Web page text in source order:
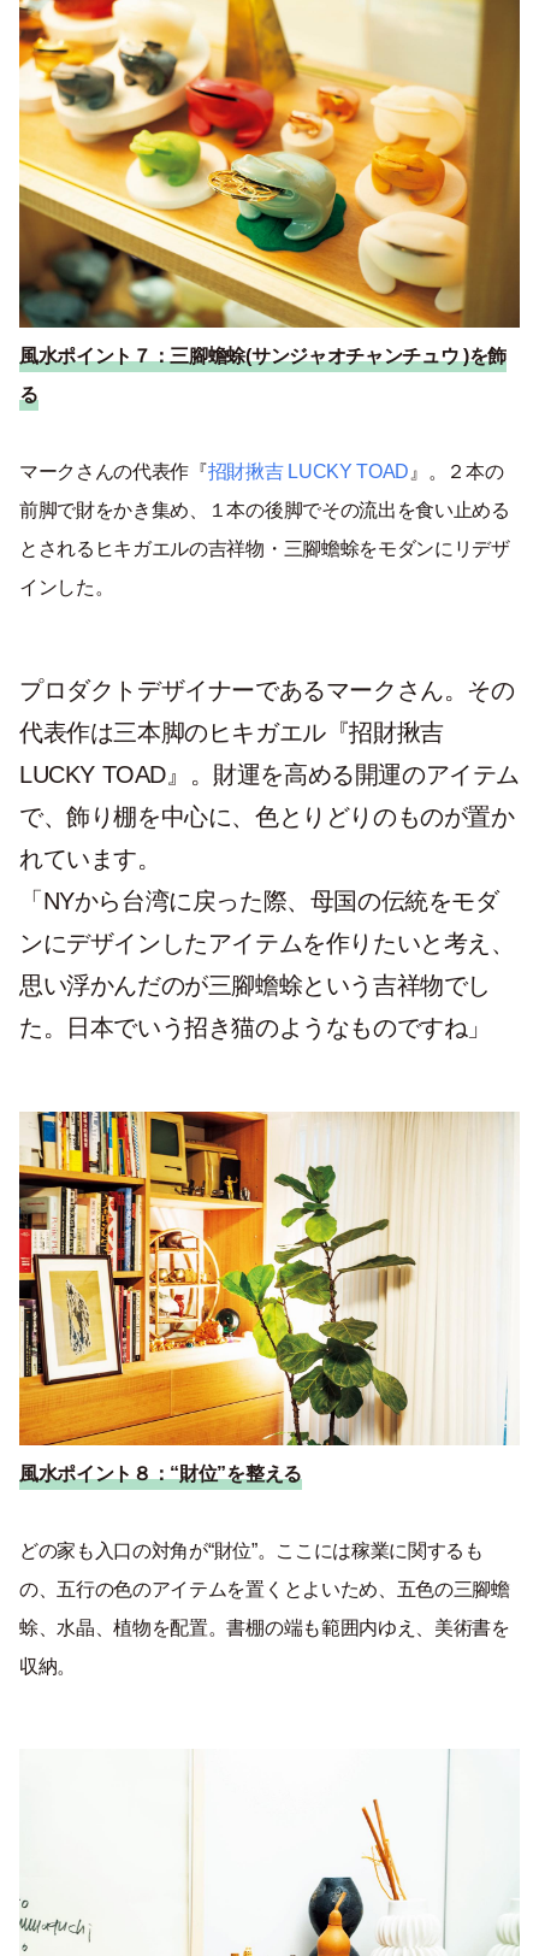
風水ポイント７：三腳蟾蜍(サンジャオチャンチュウ )を飾
る
マークさんの代表作『招財揪吉LUCKY TOAD 』。２本の
前脚で財をかき集め、１本の後脚でその流出を食い止める
とされるヒキガエルの吉祥物・三腳蟾蜍をモダンにリデザ
インした。
プロダクトデザイナーであるマークさん。その
代表作は三本脚のヒキガエル『招財揪吉
LUCKY TOAD 』。財運を高める開運のアイテム
で、飾り棚を中心に、色とりどりのものが置か
れています。
「 NYから台湾に戻った際、母国の伝統をモダ
ンにデザインしたアイテムを作りたいと考え、
思い浮かんだのが三腳蟾蜍という吉祥物でし
た。日本でいう招き猫のようなものですね」
風水ポイント８：“財位”を整える
どの家も入口の対角が“財位”。ここには稼業に関するも
の、五行の色のアイテムを置くとよいため、五色の三腳蟾
蜍、水晶、植物を配置。書棚の端も範囲内ゆえ、美術書を
収納。